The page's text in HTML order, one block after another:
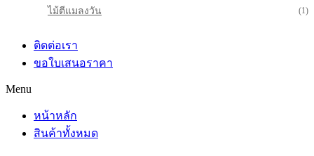
ไม้ตีแมลงวัน (1)
ติดต่อเรา
ขอใบเสนอราคา
Menu
หน้าหลัก
สินค้าทั้งหมด